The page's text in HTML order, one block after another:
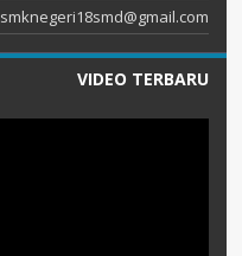
smknegeri18smd@gmail.com
VIDEO TERBARU